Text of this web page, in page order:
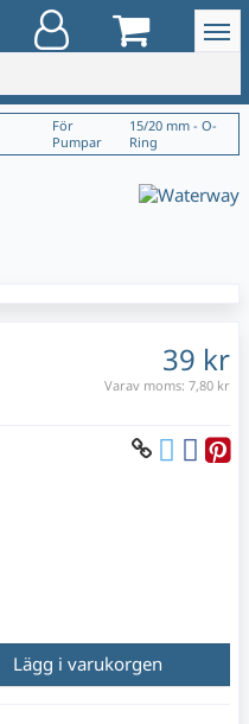
För
Pumpar
15/20 mm - O-
Ring
39 kr
Varav moms: 7,80 kr
Lägg i varukorgen